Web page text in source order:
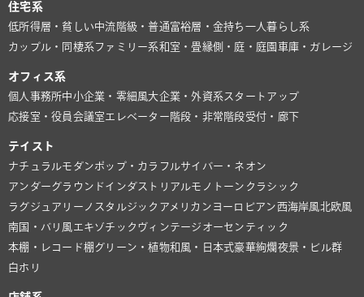
住宅系
低所得層・貧しい中流階級・普通富裕層・金持ち 一人暮らし系
カップル・同棲系ファミリー系和室・畳縁側・庭・庭園 車庫・ガレージ
オフィス系
個人事務所中小企業・零細風大企業・外資系スタートアップ
応接室・役員会議室 エレベーター階段・非常階段受付・廊下
テイスト
ナチュラルモダンポップ・カラフルサイバー・ネオン
アンダーグラウンド インダストリアルモノトーン クラシック
ラグジュアリー ノスタルジック アメリカン ヨーロピアン西海岸風北欧風
南国・バリ風 エキゾチック ヴィンテージ オーセンティック
本棚・レコード棚グリーン・植物和風・日本式豪華絢爛夜景・ビル群
白ホリ